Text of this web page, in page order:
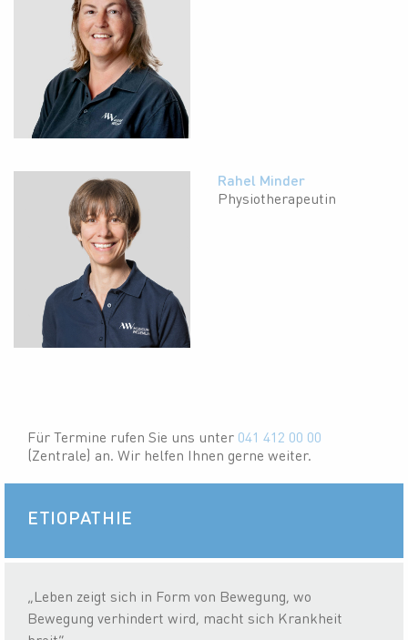
Rahel Minder
Physiotherapeutin
Für Termine rufen Sie uns unter 041 412 00 00
(Zentrale) an. Wir helfen Ihnen gerne weiter.
ETIOPATHIE
„Leben zeigt sich in Form von Bewegung, wo
Bewegung verhindert wird, macht sich Krankheit